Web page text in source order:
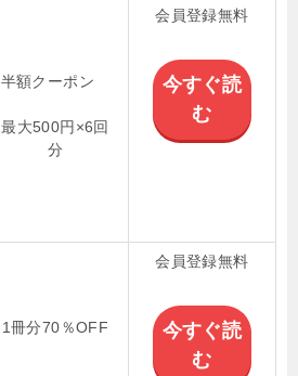
半額クーポン
最大500円×6回
分
会員登録無料
今すぐ読
む
1冊分70％OFF
会員登録無料
今すぐ読
む